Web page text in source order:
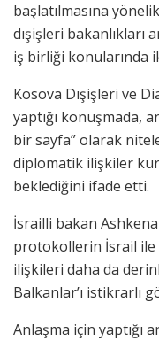
başlatılmasına
dışişleri bakanlıkları
iş birliği konularında
Kosova Dışişleri ve
yaptığı konuşmada,
bir sayfa” olarak
diplomatik ilişkiler
beklediğini ifade etti.
İsrailli bakan
protokollerin İsrail ile
ilişkileri daha da
Balkanlar’ı istikrarlı
Anlaşma için yaptığı